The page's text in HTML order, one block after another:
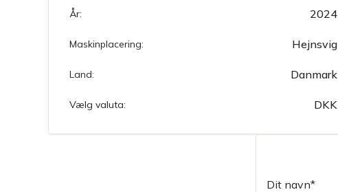
År: 2024
Maskinplacering: Hejnsvig
Land: Danmark
Vælg valuta: DKK
Dit navn*